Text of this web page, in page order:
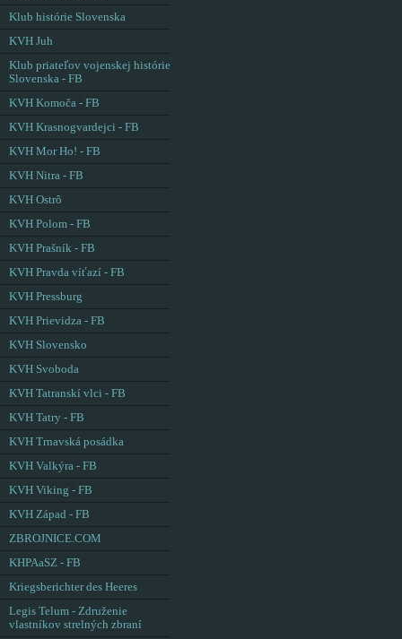
Klub histórie Slovenska
KVH Juh
Klub priateľov vojenskej histórie
Slovenska - FB
KVH Komoča - FB
KVH Krasnogvardejci - FB
KVH Mor Ho! - FB
KVH Nitra - FB
KVH Ostrô
KVH Polom - FB
KVH Prašník - FB
KVH Pravda víťazí - FB
KVH Pressburg
KVH Prievidza - FB
KVH Slovensko
KVH Svoboda
KVH Tatranskí vlci - FB
KVH Tatry - FB
KVH Trnavská posádka
KVH Valkýra - FB
KVH Viking - FB
KVH Západ - FB
ZBROJNICE.COM
KHPAaSZ - FB
Kriegsberichter des Heeres
Legis Telum - Združenie
vlastníkov strelných zbraní